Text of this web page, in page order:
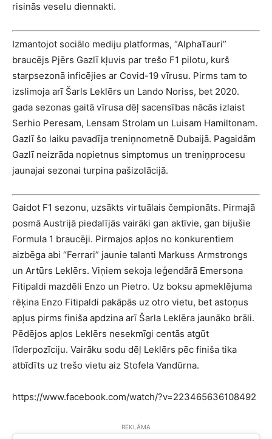
risinās veselu diennakti.
Izmantojot sociālo mediju platformas, “AlphaTauri”
braucējs Pjērs Gazlī kļuvis par trešo F1 pilotu, kurš
starpsezonā inficējies ar Covid-19 vīrusu. Pirms tam to
izslimoja arī Šarls Leklērs un Lando Noriss, bet 2020.
gada sezonas gaitā vīrusa dēļ sacensības nācās izlaist
Serhio Peresam, Lensam Strolam un Luisam Hamiltonam.
Gazlī šo laiku pavadīja treniņnometnē Dubaijā. Pagaidām
Gazlī neizrāda nopietnus simptomus un treniņprocesu
jaunajai sezonai turpina pašizolācijā.
Gaidot F1 sezonu, uzsākts virtuālais čempionāts. Pirmajā
posmā Austrijā piedalījās vairāki gan aktīvie, gan bijušie
Formula 1 braucēji. Pirmajos apļos no konkurentiem
aizbēga abi “Ferrari” jaunie talanti Markuss Armstrongs
un Artūrs Leklērs. Viņiem sekoja leģendārā Emersona
Fitipaldi mazdēli Enzo un Pietro. Uz boksu apmeklējuma
rēķina Enzo Fitipaldi pakāpās uz otro vietu, bet astoņus
apļus pirms finiša apdzina arī Šarla Leklēra jaunāko brāli.
Pēdējos apļos Leklērs nesekmīgi centās atgūt
līderpozīciju. Vairāku sodu dēļ Leklērs pēc finiša tika
atbīdīts uz trešo vietu aiz Stofela Vandūrna.
https://www.facebook.com/watch/?v=223465636108492
REKLĀMA